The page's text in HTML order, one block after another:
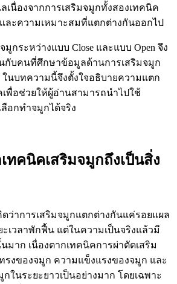
เนื่องจากการเสริมจมูกทั้งสองเทคนิค
ละความเหมาะสมที่แตกต่างกันออกไป
มูกระหว่างแบบ Close และแบบ Open จึง
กับคนที่ศึกษาข้อมูลด้านการเสริมจมูก
นบทความนี้จึงตั้งใจอธิบายความแตก
พื่อช่วยให้ผู้อ่านสามารถนำไปใช้
อกทำจมูกได้จริง
ทคนิคเสริมจมูกถึงเป็นสิ่ง
ว่าการเสริมจมูกแตกต่างกันแค่รอยแผล
เวลาพักฟื้น แต่ในความเป็นจริงแล้วมี
มาก เนื่องตากเทคนิคการผ่าตัดเสริม
รงของจมูก ความแข็งแรงของจมูก และ
ในระยะยาวเป็นอย่างมาก โดยเฉพาะ